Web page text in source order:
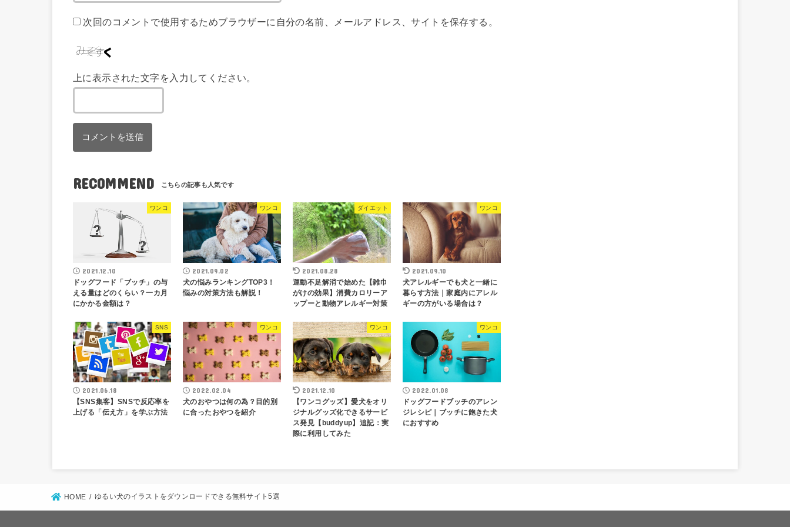
次回のコメントで使用するためブラウザーに自分の名前、メールアドレス、サイトを保存する。
上に表示された文字を入力してください。
RECOMMEND
ワンコ
2021.12.10
ドッグフード「ブッチ」の与
える量はどのくらい？一カ月
にかかる金額は？
ワンコ
2021.09.02
犬の悩みランキングTOP3！
悩みの対策方法も解説！
ダイエット
2021.08.28
運動不足解消で始めた【雑巾
がけの効果】消費カロリーア
ップーと動物アレルギー対策
ワンコ
2021.09.10
犬アレルギーでも犬と一緒に
暮らす方法｜家庭内にアレル
ギーの方がいる場合は？
SNS
2021.06.18
【SNS集客】SNSで反応率を
上げる「伝え方」を学ぶ方法
ワンコ
2022.02.04
犬のおやつは何の為？目的別
に合ったおやつを紹介
ワンコ
2021.12.10
【ワンコグッズ】愛犬をオリ
ジナルグッズ化できるサービ
ス発見【buddyup】追記：実
際に利用してみた
ワンコ
2022.01.08
ドッグフードブッチのアレン
ジレシピ｜ブッチに飽きた犬
におすすめ
HOME ゆるい犬のイラストをダウンロードできる無料サイト5選